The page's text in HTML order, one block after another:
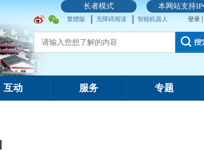
本网站支持
长者模式
繁體版 无障碍阅读 智能机器人 登录 |
互动 服务 专题